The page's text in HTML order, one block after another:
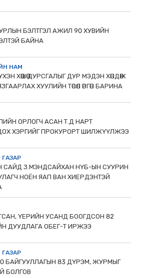
БЭЛТГЭЛ АЖИЛ 90 ХУВИЙН
БАЙНА
НАМ
ХӨШӨӨ ДУРСГАЛЫГ ДУР МЭДЭН ХӨНДӨЖ
ХУУЛИЙН ТӨСӨЛ ӨРГӨН БАРИНА
ОРЛОГЧ АСАН Т.Д НАРТ
ХЭРГИЙГ ПРОКУРОРТ ШИЛЖҮҮЛЖЭЭ
ГАЗАР
САЙД З.МЭНДСАЙХАН НҮБ-ЫН СУУРИН
НОЁН ЯАП ВАН ХИЕРДЭНТЭЙ
ҮЕРИЙН УСАНД БООГДСОН 82
ДУУДЛАГА ОБЕГ-Т ИРЖЭЭ
ГАЗАР
БАЙГУУЛЛАГЫН 83 ДҮРЭМ, ЖУРМЫГ
БОЛГОВ